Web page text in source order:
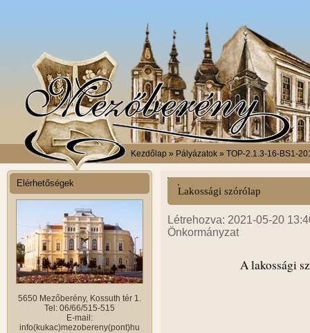
Kezdőlap » Pályázatok » TOP-2.1.3-16-BS1-
Elérhetőségek
5650 Mezőberény, Kossuth tér 1.
Tel: 06/66/515-515
E-mail:
info(kukac)mezobereny(pont)hu
Lakossági szórólap
Létrehozva: 2021-05-20
Önkormányzat
A lakossági